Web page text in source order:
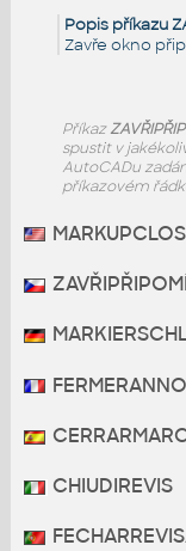
Popis příkazu
Zavře okno
Příkaz
spustit v
AutoCADu
příkazovém
CHIUDIREVIS